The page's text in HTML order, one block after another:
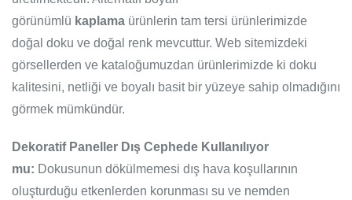
görünümlü kaplama ürünlerin tam tersi ürünlerimizde
doğal doku ve doğal renk mevcuttur. Web sitemizdeki
görsellerden ve kataloğumuzdan ürünlerimizde ki doku
kalitesini, netliği ve boyalı basit bir yüzeye sahip olmadığını
görmek mümkündür.
Dekoratif Paneller Dış Cephede Kullanılıyor
mu: Dokusunun dökülmemesi dış hava koşullarının
oluşturduğu etkenlerden korunması su ve nemden